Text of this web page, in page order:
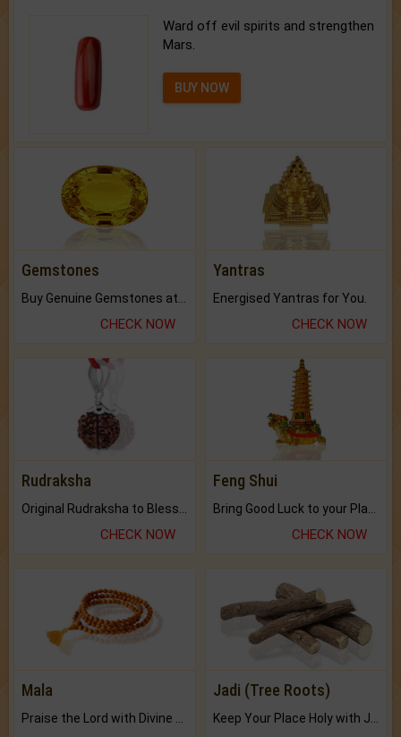
Ward off evil spirits and strengthen
Mars.
BUY NOW
Gemstones
CHECK NOW
Yantras
Energised Yantras for You.
CHECK NOW
Rudraksha
CHECK NOW
Feng Shui
CHECK NOW
Mala
Praise the Lord with Divine Energies of Mala.
Jadi (Tree Roots)
Keep Your Place Holy with Jadi.